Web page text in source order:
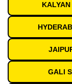
GALI